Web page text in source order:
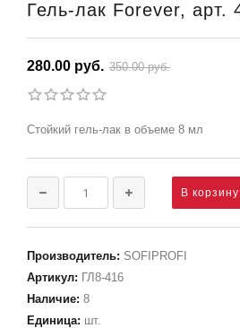
Гель-лак Forever, арт.
280.00 руб. 350.00 руб.
Стойкий гель-лак в объеме 8 мл
Производитель: SOFIPROFI
Артикул: ГЛ8-416
Наличие: 8
Единица: шт.